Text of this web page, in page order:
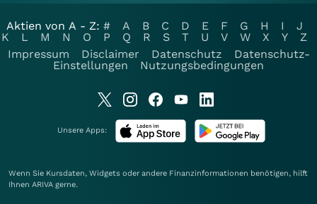
Aktien von A - Z: # A B C D E F G H I
J
K
L M N O P Q R S T U V W X Y
Z
Impressum
Disclaimer Datenschutz
Datenschutz-
Einstellungen
Nutzungsbedingungen
Unsere Apps:
Wenn Sie Kursdaten, Widgets oder andere Finanzinformationen benötigen, hilft
Ihnen ARIVA gerne.